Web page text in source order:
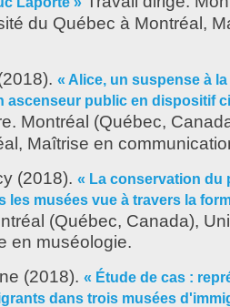
du Québec à Montréal,
« Alice, un suspense à
ascenseur public en dispositif
Montréal (Québec,
Maîtrise en
(2018). « La conservation du
les musées vue à travers la
(Québec, Canada),
en muséologie.
(2018). « Étude de cas :
dans trois musées